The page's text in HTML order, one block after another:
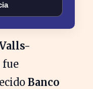
fue
Banco